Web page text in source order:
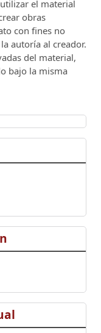
el material
obras
con fines no
autoría al creador.
del material,
bajo la misma